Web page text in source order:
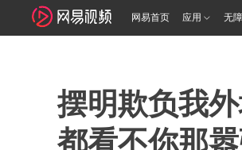
网易首页 应用 无
摆明欺负我
都看不你那